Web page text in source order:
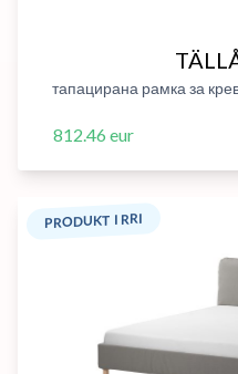
тапацирана рамка за
812.46 eur
PRODUKT I RRI